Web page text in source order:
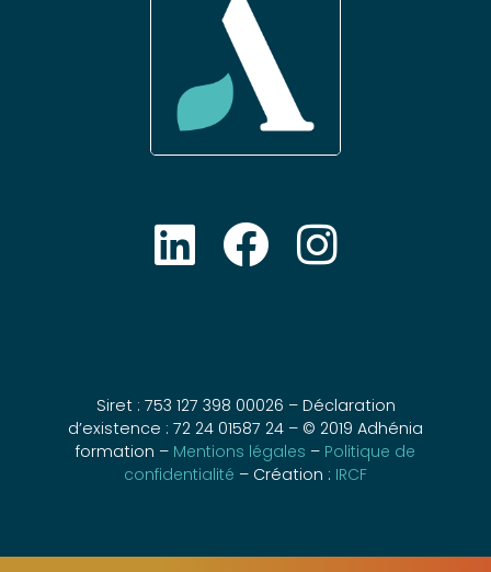
Siret : 753 127 398 00026 – Déclaration
d’existence : 72 24 01587 24 – © 2019 Adhénia
formation – Mentions légales
Politique de
confidentialité – Création : IRCF